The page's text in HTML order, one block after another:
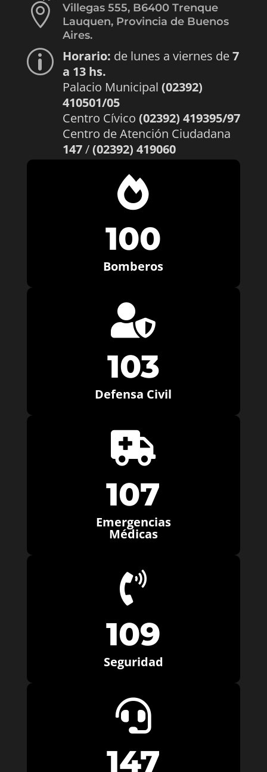

Villegas 555, B6400 Trenque
Lauquen, Provincia de Buenos
Aires.
p Horario: de lunes a viernes de7
a 13 hs.
Palacio Municipal (02392)
410501/05
Centro Cívico (02392) 419395/97
Centro de Atención Ciudadana
147/(02392) 419060

100
Bomberos

103
Defensa Civil

107
Emergencias
Médicas

109
Seguridad

147